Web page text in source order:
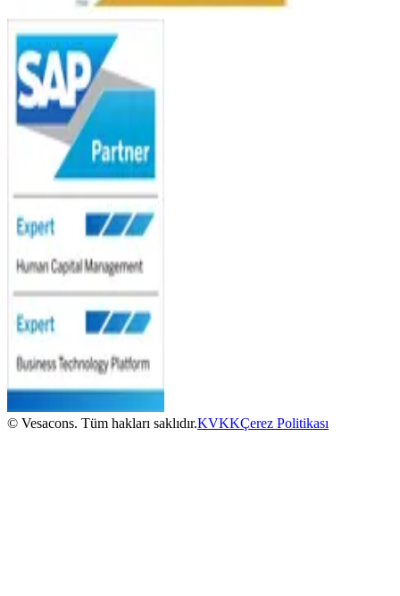
© Vesacons. Tüm hakları saklıdır.KVKKÇerez Politikası